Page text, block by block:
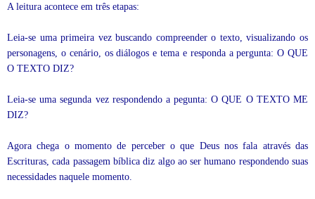
A leitura acontece em três etapas:
Leia-se uma primeira vez buscando compreender o texto, visualizando os
personagens, o cenário, os diálogos e tema e responda a pergunta: O QUE
O TEXTO DIZ?
Leia-se uma segunda vez respondendo a pegunta: O QUE O TEXTO ME
DIZ?
Agora chega o momento de perceber o que Deus nos fala através das
Escrituras, cada passagem bíblica diz algo ao ser humano respondendo suas
necessidades naquele momento.